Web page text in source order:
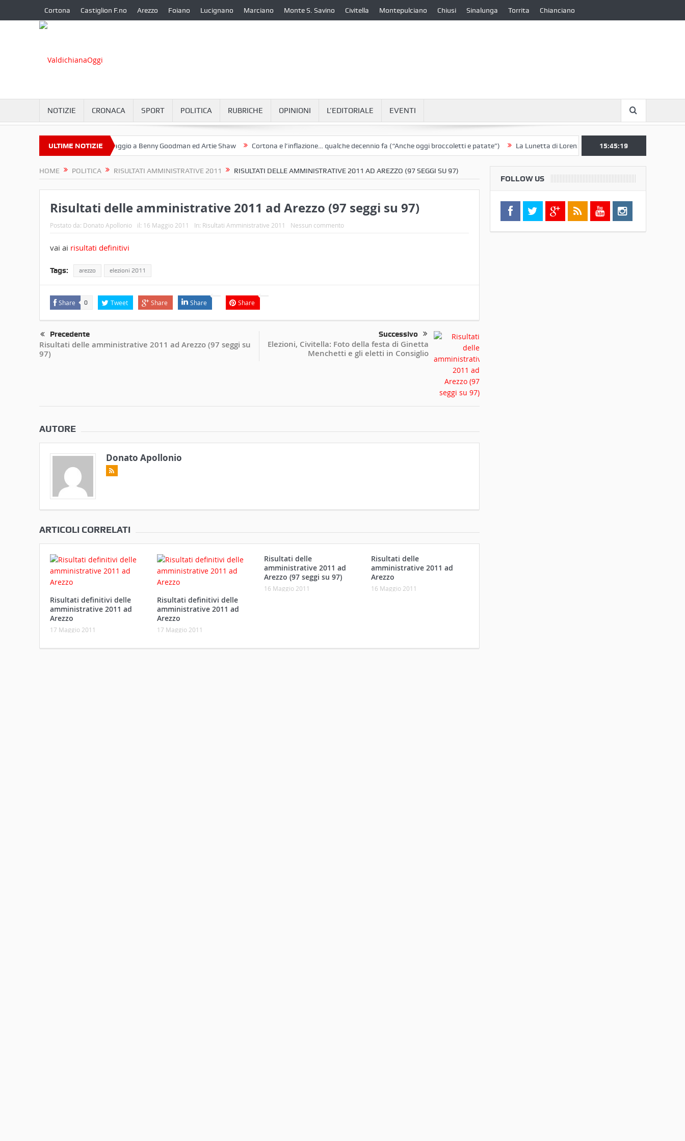
Cortona Castiglion F.no Arezzo Foiano Lucignano Marciano Monte S. Savino Civitella Montepulciano Chiusi Sinalunga Torrita Chianciano
NOTIZIE CRONACA SPORT POLITICA RUBRICHE OPINIONI L’EDITORIALE EVENTI
ULTIME NOTIZIE
a Camucia? Omaggio a Benny Goodman ed Artie Shaw Cortona e l’inflazione… qualche decennio fa (“Anche oggi broccoletti e patate”) La Lunetta di Lorenzo Berrettini lascia il Convento di S.
15:45:20
HOME POLITICA RISULTATI AMMINISTRATIVE 2011 RISULTATI DELLE AMMINISTRATIVE 2011 AD AREZZO (97 SEGGI SU 97)
Risultati delle amministrative 2011 ad Arezzo (97 seggi su 97)
Postato da: Donato Apollonio il: 16 Maggio 2011 In: Risultati Amministrative 2011 Nessun commento
vai ai risultati definitivi
Tags: arezzo elezioni 2011
Share 0 Tweet Share Share Share
Precedente
Risultati delle amministrative 2011 ad Arezzo (97 seggi su
97)
Successivo
Elezioni, Civitella: Foto della festa di Ginetta
Menchetti e gli eletti in Consiglio
AUTORE
Donato Apollonio
ARTICOLI CORRELATI
Risultati definitivi delle
amministrative 2011 ad
Arezzo
17 Maggio 2011
Risultati definitivi delle
amministrative 2011 ad
Arezzo
17 Maggio 2011
Risultati delle
amministrative 2011 ad
Arezzo (97 seggi su 97)
16 Maggio 2011
Risultati delle
amministrative 2011 ad
Arezzo
16 Maggio 2011
FOLLOW US